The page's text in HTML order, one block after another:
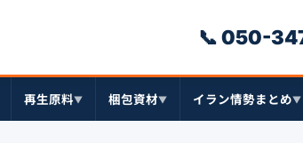
📞 050-
再生原料▼ 梱包資材▼ イラン情勢まとめ▼